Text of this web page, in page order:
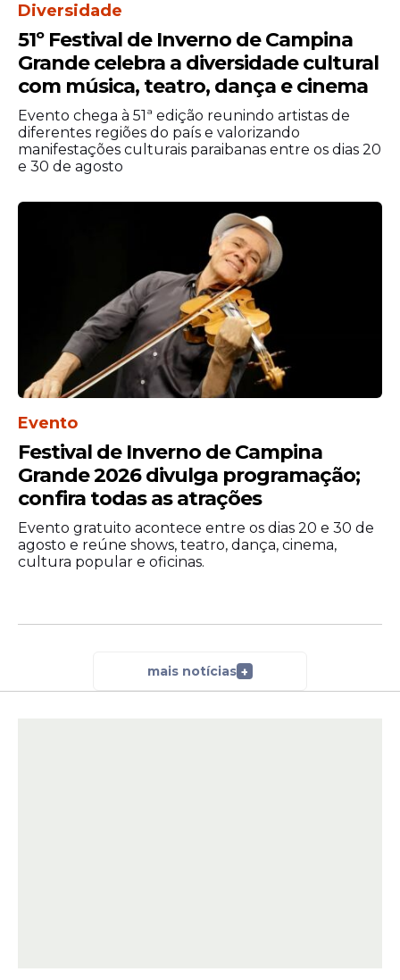
cantora.
Com a manutenção da agenda e a
continuidade das atividades previstas, a
expectativa é de que o Festival de Inverno
de Garanhuns siga normalmente,
mantendo sua proposta de oferecer uma
programação diversificada e acessível.
Luiza Possi não participará do 34º Festival
de Inverno de Garanhuns, confirma
Diversidade
51º Festival de Inverno de Campina
Grande celebra a diversidade cultural
com música, teatro, dança e cinema
Evento chega à 51ª edição reunindo artistas de
diferentes regiões do país e valorizando
manifestações culturais paraibanas entre os dias 20
e 30 de agosto
Evento
Festival de Inverno de Campina
Grande 2026 divulga programação;
confira todas as atrações
Evento gratuito acontece entre os dias 20 e 30 de
agosto e reúne shows, teatro, dança, cinema,
cultura popular e oficinas.
mais notícias +